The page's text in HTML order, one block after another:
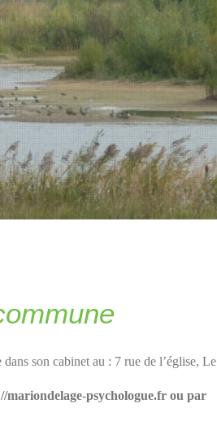
son cabinet au : 7 rue de l’église, Le
mariondelage-psychologue.fr ou par